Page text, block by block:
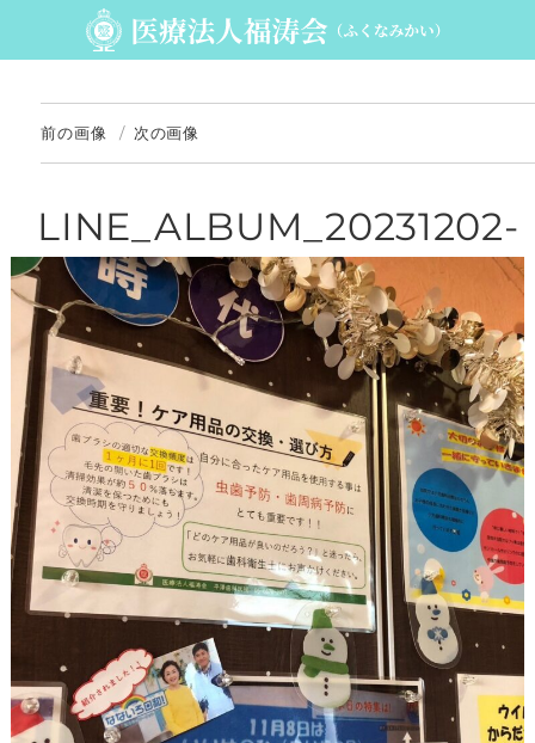
前の画像 次の画像
LINE_ALBUM_20231202-
_1_231202_1